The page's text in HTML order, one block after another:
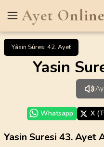
Ayet Online
Yâsin Sûresi 42. Ayet
Yasin
Whatsapp X
Yasin Suresi 43. Ayet